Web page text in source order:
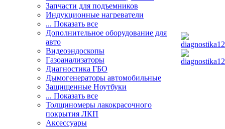
Запчасти для подъемников
Индукционные нагреватели
... Показать все
Дополнительное оборудование для
авто
Видеоэндоскопы
Газоанализаторы
Диагностика ГБО
Дымогенераторы автомобильные
Защищенные Ноутбуки
... Показать все
Толщиномеры лакокрасочного
покрытия ЛКП
Аксессуары